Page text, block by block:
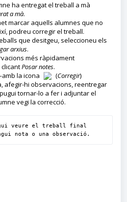
ha entregat el treball a mà
a mà.
marcar aquells alumnes que no
podreu corregir el treball.
que desitgeu, seleccioneu els
arxius.
més ràpidament
Posar notes.
la icona
(Corregir)
afegir-hi observacions, reentregar
tornar-lo a fer i adjuntar el
vegi la correcció.
veure el treball final
nota o una observació.